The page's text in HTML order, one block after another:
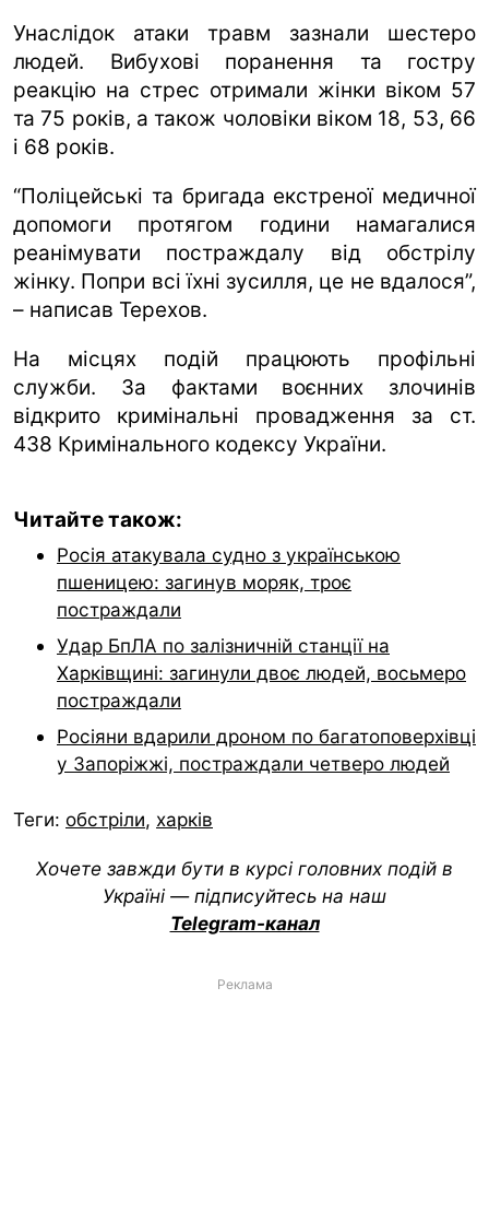
Унаслідок атаки травм зазнали шестеро
людей. Вибухові поранення та гостру
реакцію на стрес отримали жінки віком 57
та 75 років, а також чоловіки віком 18, 53, 66
і 68 років.
“Поліцейські та бригада екстреної медичної
допомоги протягом години намагалися
реанімувати постраждалу від обстрілу
жінку. Попри всі їхні зусилля, це не вдалося”,
– написав Терехов.
На місцях подій працюють профільні
служби. За фактами воєнних злочинів
відкрито кримінальні провадження за ст.
438 Кримінального кодексу України.
Читайте також:
Росія атакувала судно з українською
пшеницею: загинув моряк, троє
постраждали
Удар БпЛА по залізничній станції на
Харківщині: загинули двоє людей, восьмеро
постраждали
Росіяни вдарили дроном по багатоповерхівці
у Запоріжжі, постраждали четверо людей
Теги: обстріли, харків
Хочете завжди бути в курсі головних подій в
Україні — підписуйтесь на наш
Telegram-канал
Реклама